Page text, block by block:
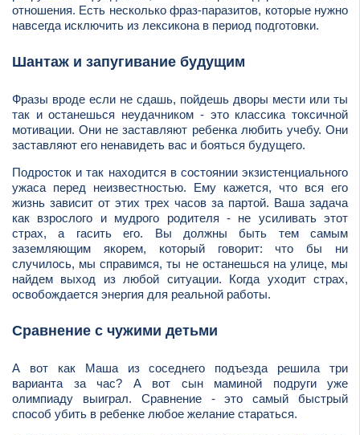
отношения. Есть несколько фраз-паразитов, которые нужно
навсегда исключить из лексикона в период подготовки.
Шантаж и запугивание будущим
Фразы вроде если не сдашь, пойдешь дворы мести или ты
так и останешься неудачником - это классика токсичной
мотивации. Они не заставляют ребенка любить учебу. Они
заставляют его ненавидеть вас и бояться будущего.
Подросток и так находится в состоянии экзистенциального
ужаса перед неизвестностью. Ему кажется, что вся его
жизнь зависит от этих трех часов за партой. Ваша задача
как взрослого и мудрого родителя - не усиливать этот
страх, а гасить его. Вы должны быть тем самым
заземляющим якорем, который говорит: что бы ни
случилось, мы справимся, ты не останешься на улице, мы
найдем выход из любой ситуации. Когда уходит страх,
освобождается энергия для реальной работы.
Сравнение с чужими детьми
А вот как Маша из соседнего подъезда решила три
варианта за час? А вот сын маминой подруги уже
олимпиаду выиграл. Сравнение - это самый быстрый
способ убить в ребенке любое желание стараться.